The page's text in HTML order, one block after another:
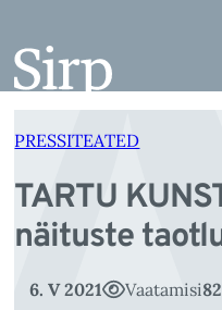
juurde
PRESSITEATED
TARTU
näituste
6. V 2021 Vaatamisi